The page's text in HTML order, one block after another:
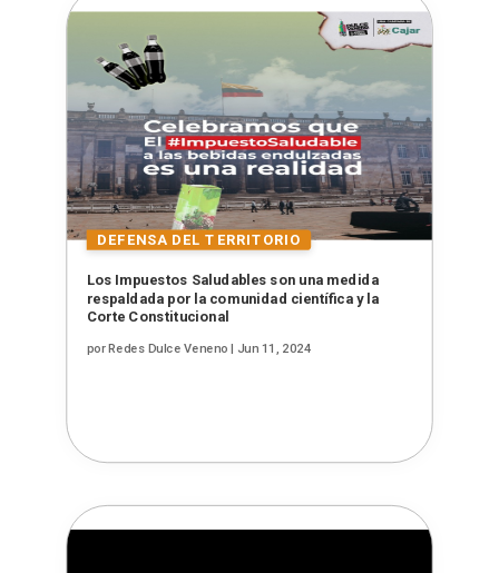
Los Impuestos Saludables son una medida
respaldada por la comunidad científica y la
Corte Constitucional
porRedes Dulce Veneno | Jun 11, 2024